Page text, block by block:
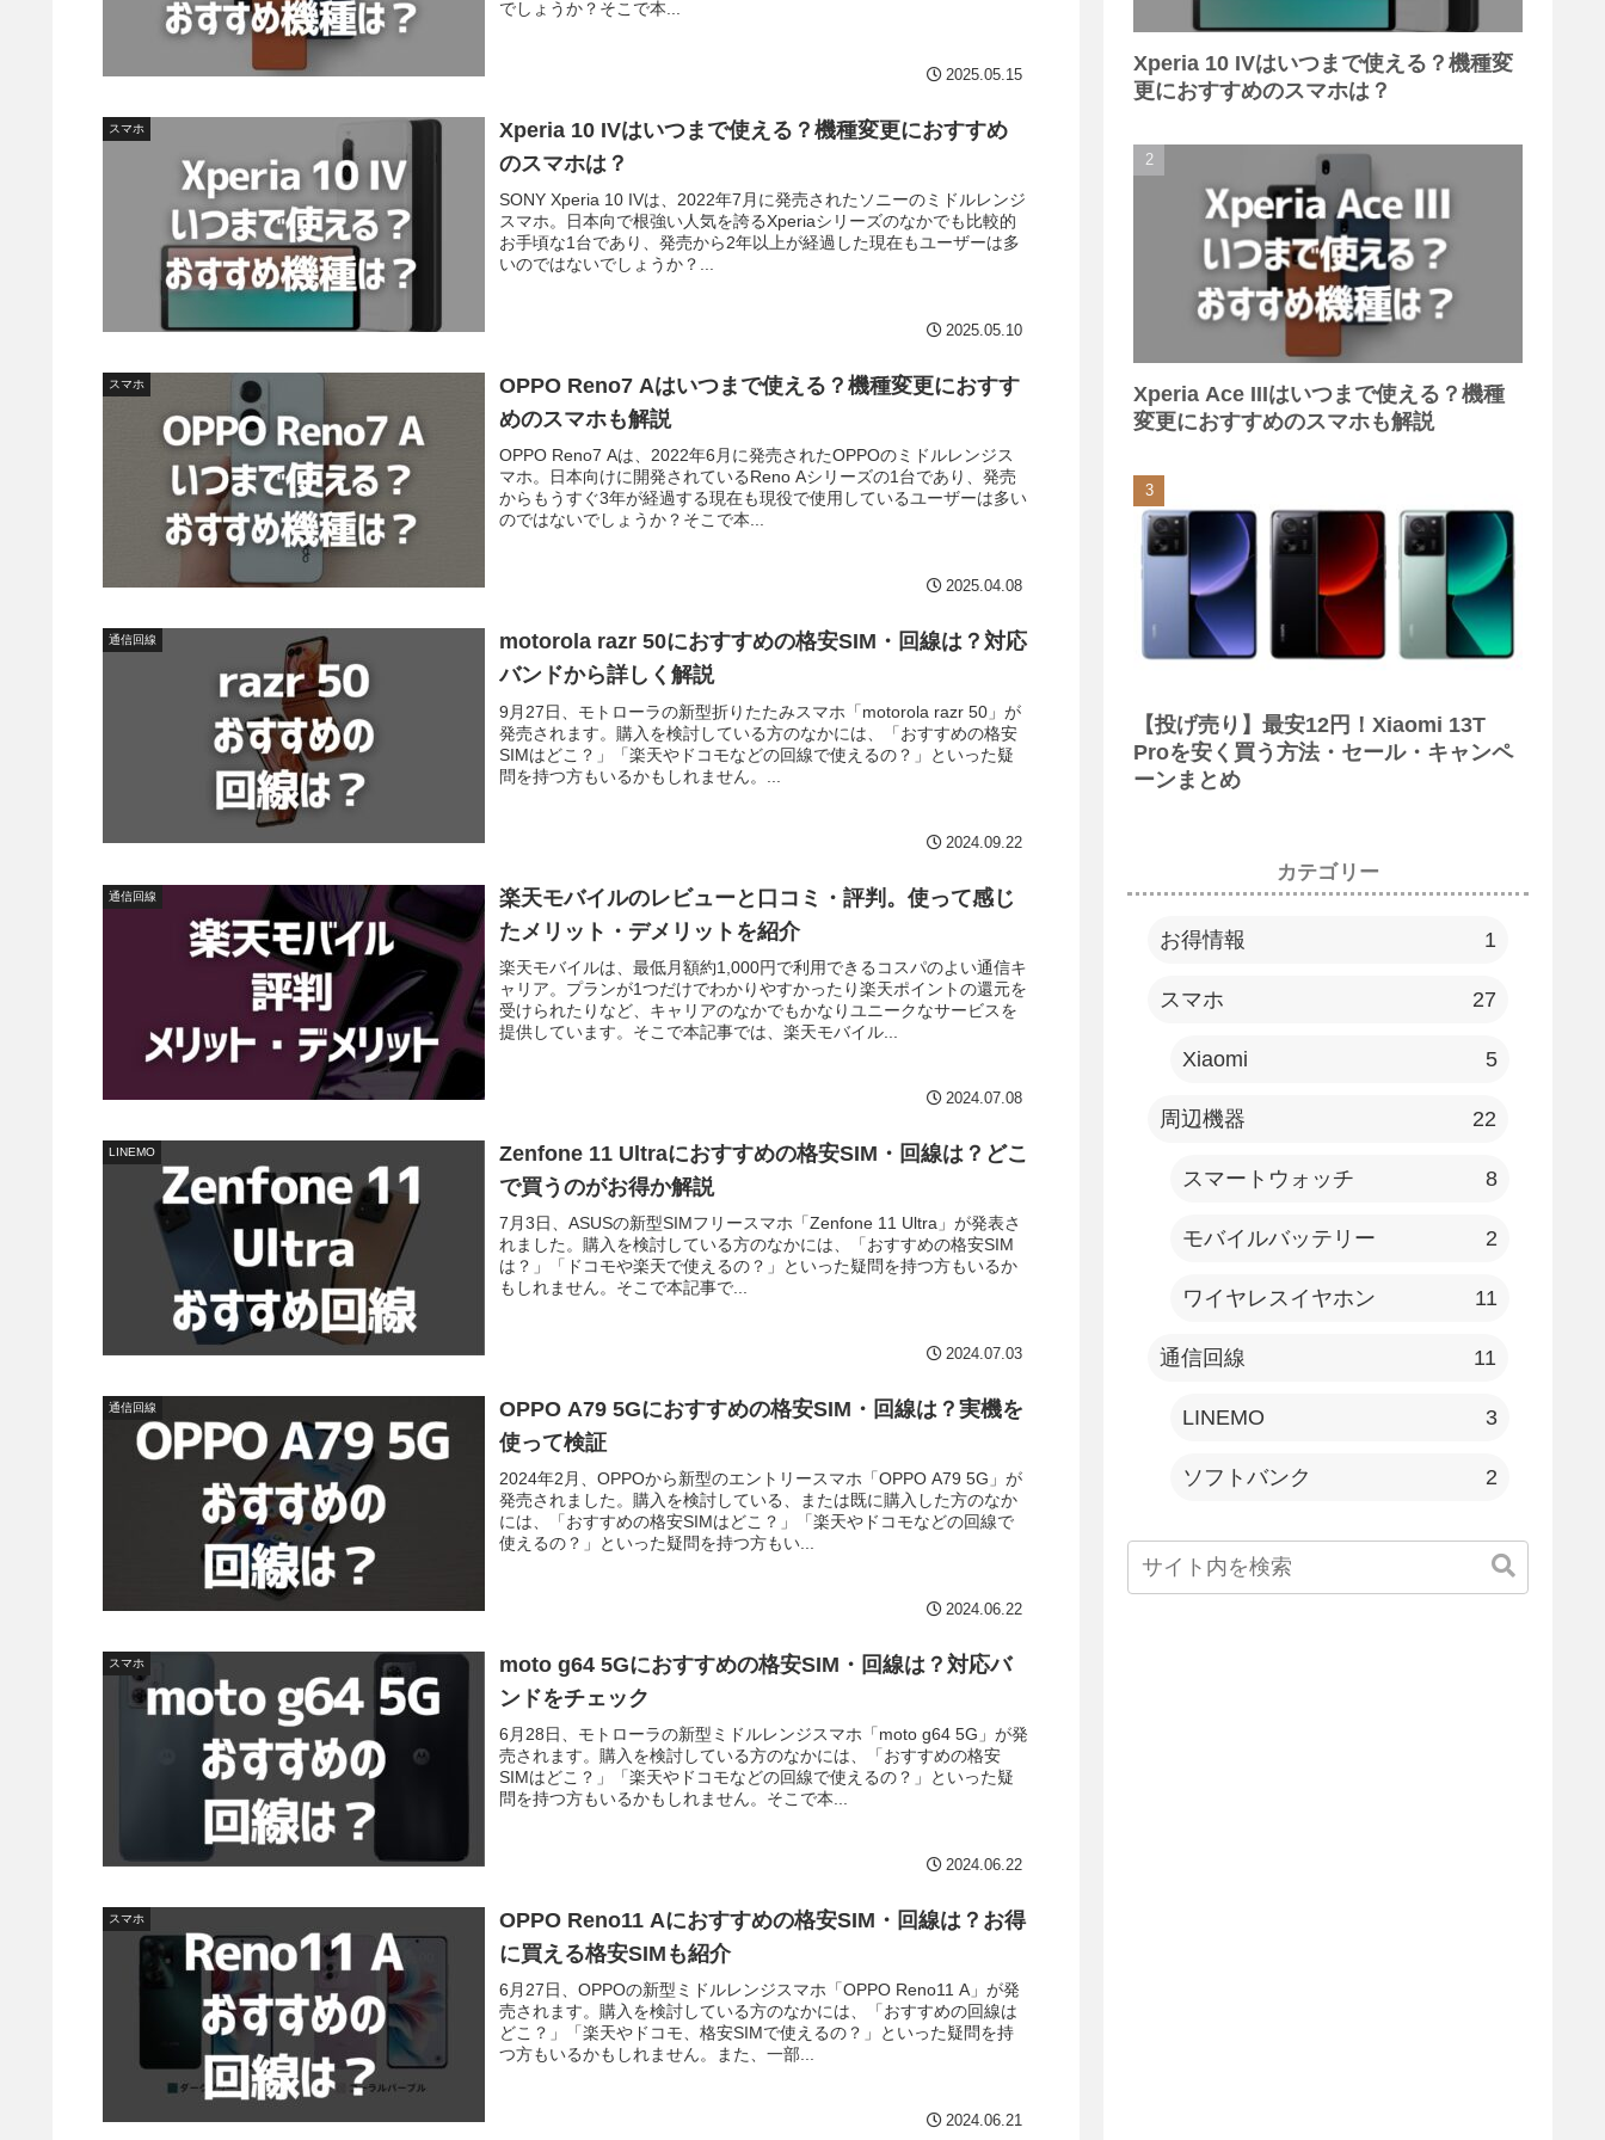
でしょうか？そこで本...
2025.05.15
スマホ
Xperia 10 IVはいつまで使える？機種変更におすすめ
のスマホは？
SONY Xperia 10 IVは、2022年7月に発売されたソニーのミドルレンジ
スマホ。日本向で根強い人気を誇るXperiaシリーズのなかでも比較的
お手頃な1台であり、発売から2年以上が経過した現在もユーザーは多
いのではないでしょうか？...
2025.05.10
スマホ
OPPO Reno7 Aはいつまで使える？機種変更におすす
めのスマホも解説
OPPO Reno7 Aは、2022年6月に発売されたOPPOのミドルレンジス
マホ。日本向けに開発されているReno Aシリーズの1台であり、発売
からもうすぐ3年が経過する現在も現役で使用しているユーザーは多い
のではないでしょうか？そこで本...
2025.04.08
通信回線
motorola razr 50におすすめの格安SIM・回線は？対応
バンドから詳しく解説
9月27日、モトローラの新型折りたたみスマホ「motorola razr 50」が
発売されます。購入を検討している方のなかには、「おすすめの格安
SIMはどこ？」「楽天やドコモなどの回線で使えるの？」といった疑
問を持つ方もいるかもしれません。...
2024.09.22
通信回線
楽天モバイルのレビューと口コミ・評判。使って感じ
たメリット・デメリットを紹介
楽天モバイルは、最低月額約1,000円で利用できるコスパのよい通信キ
ャリア。プランが1つだけでわかりやすかったり楽天ポイントの還元を
受けられたりなど、キャリアのなかでもかなりユニークなサービスを
提供しています。そこで本記事では、楽天モバイル...
2024.07.08
LINEMO
Zenfone 11 Ultraにおすすめの格安SIM・回線は？どこ
で買うのがお得か解説
7月3日、ASUSの新型SIMフリースマホ「Zenfone 11 Ultra」が発表さ
れました。購入を検討している方のなかには、「おすすめの格安SIM
は？」「ドコモや楽天で使えるの？」といった疑問を持つ方もいるか
もしれません。そこで本記事で...
2024.07.03
通信回線
OPPO A79 5Gにおすすめの格安SIM・回線は？実機を
使って検証
2024年2月、OPPOから新型のエントリースマホ「OPPO A79 5G」が
発売されました。購入を検討している、または既に購入した方のなか
には、「おすすめの格安SIMはどこ？」「楽天やドコモなどの回線で
使えるの？」といった疑問を持つ方もい...
2024.06.22
スマホ
moto g64 5Gにおすすめの格安SIM・回線は？対応バ
ンドをチェック
6月28日、モトローラの新型ミドルレンジスマホ「moto g64 5G」が発
売されます。購入を検討している方のなかには、「おすすめの格安
SIMはどこ？」「楽天やドコモなどの回線で使えるの？」といった疑
問を持つ方もいるかもしれません。そこで本...
2024.06.22
スマホ
OPPO Reno11 Aにおすすめの格安SIM・回線は？お得
に買える格安SIMも紹介
6月27日、OPPOの新型ミドルレンジスマホ「OPPO Reno11 A」が発
売されます。購入を検討している方のなかには、「おすすめの回線は
どこ？」「楽天やドコモ、格安SIMで使えるの？」といった疑問を持
つ方もいるかもしれません。また、一部...
2024.06.21
Xperia 10 IVはいつまで使える？機種変
更におすすめのスマホは？
Xperia Ace IIIはいつまで使える？機種
変更におすすめのスマホも解説
【投げ売り】最安12円！Xiaomi 13T
Proを安く買う方法・セール・キャンペ
ーンまとめ
カテゴリー
お得情報 1
スマホ 27
Xiaomi 5
周辺機器 22
スマートウォッチ 8
モバイルバッテリー 2
ワイヤレスイヤホン 11
通信回線 11
LINEMO 3
ソフトバンク 2